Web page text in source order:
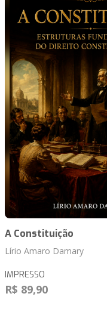
A Constituição
Lírio Amaro Damary
IMPRESSO
R$ 89,90